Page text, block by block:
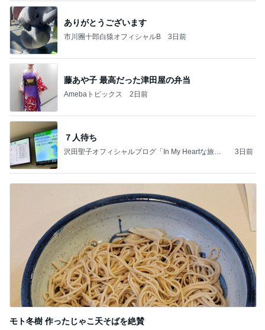
ありがとうございます
市川團十郎白猿オフィシャルB 3日前
藤あや子 最高だった津田屋の弁当
Amebaトピックス 2日前
７人待ち
沢田聖子オフィシャルブログ「In My Heartな旅日
3日前
モト冬樹 作ったじゃこ天そばを絶賛